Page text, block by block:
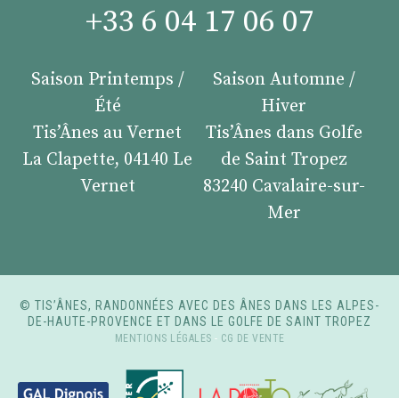
+33 6 04 17 06 07
Saison Printemps /
Été
Tis’Ânes au Vernet
La Clapette, 04140 Le
Vernet
Saison Automne /
Hiver
Tis’Ânes dans Golfe
de Saint Tropez
83240 Cavalaire-sur-
Mer
© TIS’ÂNES, RANDONNÉES AVEC DES ÂNES DANS LES ALPES-
DE-HAUTE-PROVENCE ET DANS LE GOLFE DE SAINT TROPEZ
MENTIONS LÉGALES - CG DE VENTE